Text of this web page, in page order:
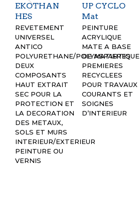
EKOTHAN
HES
REVETEMENT
UNIVERSEL
ANTICO
POLYURETHANE/POLYASPARTIQUE
DEUX
COMPOSANTS
HAUT EXTRAIT
SEC POUR LA
PROTECTION ET
LA DECORATION
DES METAUX,
SOLS ET MURS
INTERIEUR/EXTERIEUR
PEINTURE OU
VERNIS
UP CYCLO
Mat
PEINTURE
ACRYLIQUE
MATE A BASE
DE MATIERES
PREMIERES
RECYCLEES
POUR TRAVAUX
COURANTS ET
SOIGNES
D’INTERIEUR